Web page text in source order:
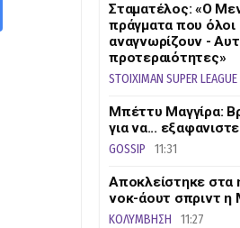
Σταματέλος: «Ο
πράγματα που όλοι
αναγνωρίζουν -
προτεραιότητες»
STOIXIMAN SUPER LEAGUE
Μπέττυ Μαγγίρα:
για να...
GOSSIP 11:31
Αποκλείστηκε στα
νοκ-άουτ σπριντ η
ΚΟΛΥΜΒΗΣΗ 11:27